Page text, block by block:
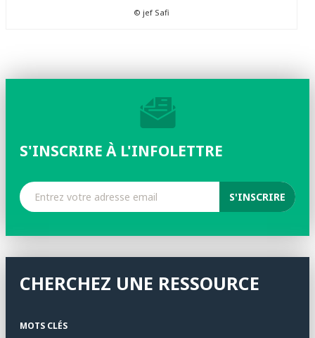
© jef Safi
S'INSCRIRE À L'INFOLETTRE
CHERCHEZ UNE RESSOURCE
MOTS CLÉS